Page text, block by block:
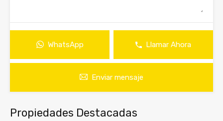
WhatsApp Llamar Ahora
Enviar mensaje
Propiedades Destacadas